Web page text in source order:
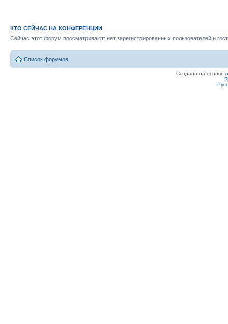
КТО СЕЙЧАС НА КОНФЕРЕНЦИИ
Сейчас этот форум просматривают: нет зарегистрированных пользователей и
Список форумов
Создано на основе